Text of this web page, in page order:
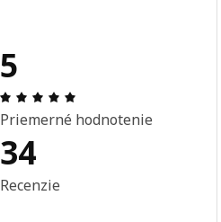
5
Priemerné hodnotenie
34
Recenzie